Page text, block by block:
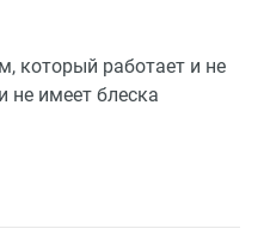
который работает и не
не имеет блеска